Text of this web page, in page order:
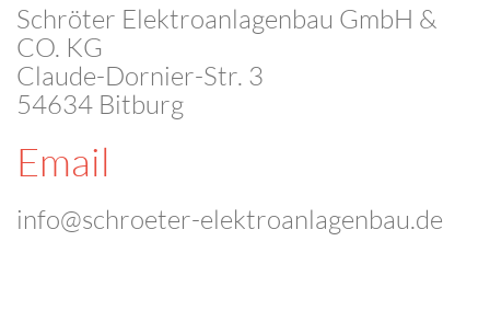
Schröter Elektroanlagenbau GmbH &
CO. KG
Claude-Dornier-Str. 3
54634 Bitburg
Email
info@schroeter-elektroanlagenbau.de